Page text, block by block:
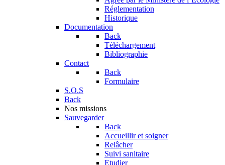
Réglementation
Historique
Documentation
Back
Téléchargement
Bibliographie
Contact
Back
Formulaire
S.O.S
Back
Nos missions
Sauvegarder
Back
Accueillir et soigner
Relâcher
Suivi sanitaire
Etudier